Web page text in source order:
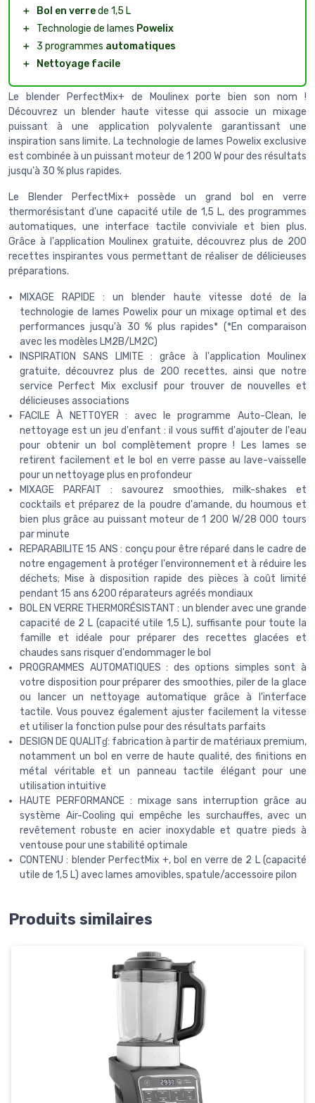
＋
Bol en verrede 1,5 L
＋
Technologie de lames Powelix
＋
3 programmes automatiques
＋
Nettoyage facile
Le blender PerfectMix+ de Moulinex porte bien son nom !
Découvrez un blender haute vitesse qui associe un mixage
puissant à une application polyvalente garantissant une
inspiration sans limite. La technologie de lames Powelix exclusive
est combinée à un puissant moteur de 1 200 W pour des résultats
jusqu'à 30 % plus rapides.
Le Blender PerfectMix+ possède un grand bol en verre
thermorésistant d'une capacité utile de 1,5 L, des programmes
automatiques, une interface tactile conviviale et bien plus.
Grâce à l'application Moulinex gratuite, découvrez plus de 200
recettes inspirantes vous permettant de réaliser de délicieuses
préparations.
MIXAGE RAPIDE : un blender haute vitesse doté de la
technologie de lames Powelix pour un mixage optimal et des
performances jusqu'à 30 % plus rapides* (*En comparaison
avec les modèles LM2B/LM2C)
INSPIRATION SANS LIMITE : grâce à l'application Moulinex
gratuite, découvrez plus de 200 recettes, ainsi que notre
service Perfect Mix exclusif pour trouver de nouvelles et
délicieuses associations
FACILE À NETTOYER : avec le programme Auto-Clean, le
nettoyage est un jeu d'enfant : il vous suffit d'ajouter de l'eau
pour obtenir un bol complètement propre ! Les lames se
retirent facilement et le bol en verre passe au lave-vaisselle
pour un nettoyage plus en profondeur
MIXAGE PARFAIT : savourez smoothies, milk-shakes et
cocktails et préparez de la poudre d'amande, du houmous et
bien plus grâce au puissant moteur de 1 200 W/28 000 tours
par minute
REPARABILITE 15 ANS : conçu pour être réparé dans le cadre de
notre engagement à protéger l'environnement et à réduire les
déchets; Mise à disposition rapide des pièces à coût limité
pendant 15 ans 6200 réparateurs agréés mondiaux
BOL EN VERRE THERMORÉSISTANT : un blender avec une grande
capacité de 2 L (capacité utile 1,5 L), suffisante pour toute la
famille et idéale pour préparer des recettes glacées et
chaudes sans risquer d'endommager le bol
PROGRAMMES AUTOMATIQUES : des options simples sont à
votre disposition pour préparer des smoothies, piler de la glace
ou lancer un nettoyage automatique grâce à l'interface
tactile. Vous pouvez également ajuster facilement la vitesse
et utiliser la fonction pulse pour des résultats parfaits
DESIGN DE QUALITɠ: fabrication à partir de matériaux premium,
notamment un bol en verre de haute qualité, des finitions en
métal véritable et un panneau tactile élégant pour une
utilisation intuitive
HAUTE PERFORMANCE : mixage sans interruption grâce au
système Air-Cooling qui empêche les surchauffes, avec un
revêtement robuste en acier inoxydable et quatre pieds à
ventouse pour une stabilité optimale
CONTENU : blender PerfectMix +, bol en verre de 2 L (capacité
utile de 1,5 L) avec lames amovibles, spatule/accessoire pilon
Produits similaires